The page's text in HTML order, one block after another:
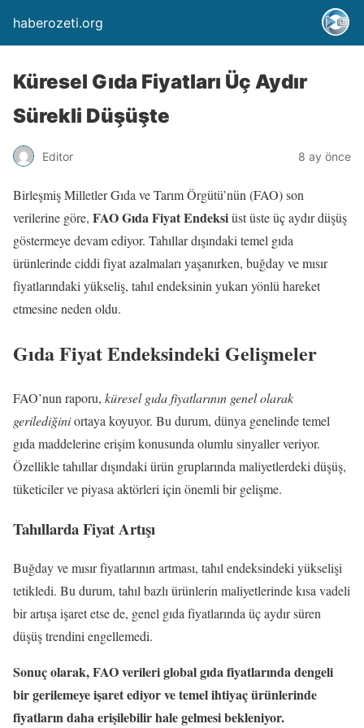
haberozeti.org
Küresel Gıda Fiyatları Üç Aydır
Sürekli Düşüşte
Editor 8 ay önce
Birleşmiş Milletler Gıda ve Tarım Örgütü’nün (FAO) son
verilerine göre, FAO Gıda Fiyat Endeksiüst üste üç aydır düşüş
göstermeye devam ediyor. Tahıllar dışındaki temel gıda
ürünlerinde ciddi fiyat azalmaları yaşanırken, buğday ve mısır
fiyatlarındaki yükseliş, tahıl endeksinin yukarı yönlü hareket
etmesine neden oldu.
Gıda Fiyat Endeksindeki Gelişmeler
FAO’nun raporu, küresel gıda fiyatlarının genel olarak
gerilediğiniortaya koyuyor. Bu durum, dünya genelinde temel
gıda maddelerine erişim konusunda olumlu sinyaller veriyor.
Özellikle tahıllar dışındaki ürün gruplarında maliyetlerdeki düşüş,
tüketiciler ve piyasa aktörleri için önemli bir gelişme.
Tahıllarda Fiyat Artışı
Buğday ve mısır fiyatlarının artması, tahıl endeksindeki yükselişi
tetikledi. Bu durum, tahıl bazlı ürünlerin maliyetlerinde kısa vadeli
bir artışa işaret etse de, genel gıda fiyatlarında üç aydır süren
düşüş trendini engellemedi.
Sonuç olarak, FAO verileri global gıda fiyatlarında dengeli
bir gerilemeye işaret ediyor ve temel ihtiyaç ürünlerinde
fiyatların daha erişilebilir hale gelmesi bekleniyor.